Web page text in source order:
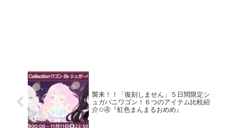
襲来！！「復刻しません」５日間限定シ
ュガバニワゴン！６つのアイテム比較紹
介✩④『虹色まんまるおめめ』